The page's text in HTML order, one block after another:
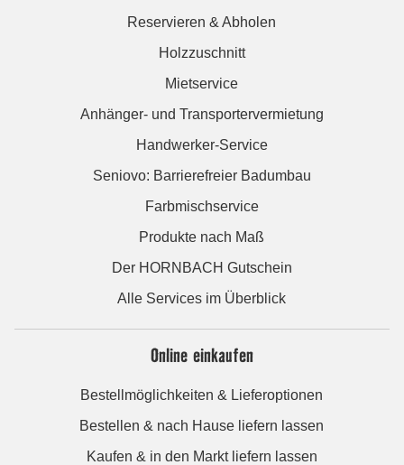
Reservieren & Abholen
Holzzuschnitt
Mietservice
Anhänger- und Transportervermietung
Handwerker-Service
Seniovo: Barrierefreier Badumbau
Farbmischservice
Produkte nach Maß
Der HORNBACH Gutschein
Alle Services im Überblick
Online einkaufen
Bestellmöglichkeiten & Lieferoptionen
Bestellen & nach Hause liefern lassen
Kaufen & in den Markt liefern lassen